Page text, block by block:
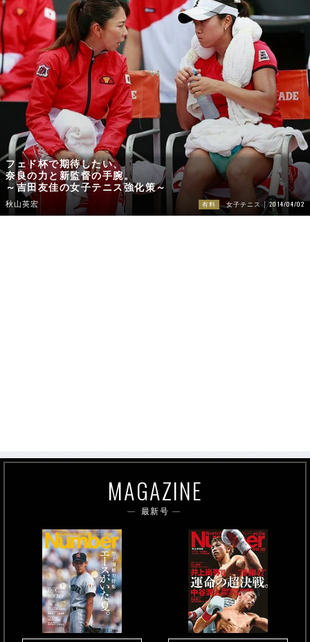
フェド杯で期待したい、
奈良の力と新監督の手腕。
～吉田友佳の女子テニス強化策～
秋山英宏 有料 女子テニス 2014/04/02
MAGAZINE
最新号